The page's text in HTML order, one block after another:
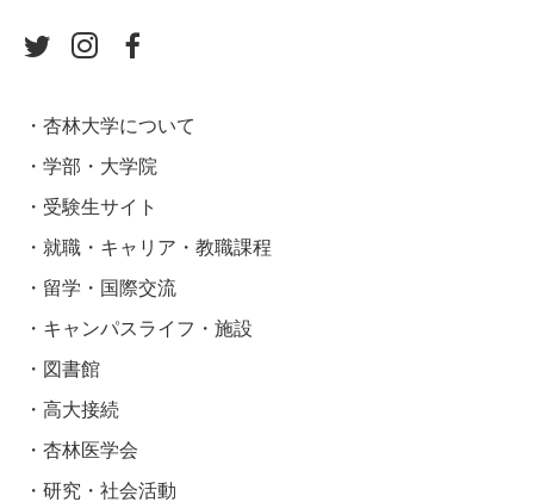
杏林大学について
学部・大学院
受験生サイト
就職・キャリア・教職課程
留学・国際交流
キャンパスライフ・施設
図書館
高大接続
杏林医学会
研究・社会活動